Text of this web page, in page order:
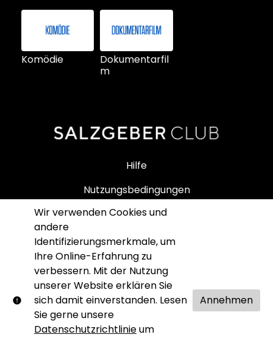
Wir verwenden Cookies und
andere
Identifizierungsmerkmale, um
Ihre Online-Erfahrung zu
verbessern. Mit der Nutzung
unserer Website erklären Sie
sich damit einverstanden. Lesen
Sie gerne unsere
Datenschutzrichtlinieum
Annehmen
Komödie
Dokumentarfil
m
Hilfe
Nutzungsbedingungen
Impressum
Datenschutz
SALZGEBER SHOP
© Salzgeber Club. Alle Rechte vorbehalten. Kein Teil